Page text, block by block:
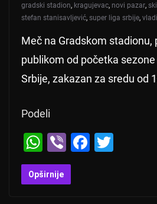
gradski stadion, kragujevac, novi pazar,
stefan stanisavljević, super liga srbije,
Meč na Gradskom stadionu,
publikom od početka sezone
Srbije, zakazan za sredu od
Podeli
W
h
at
Vi
b
er
F
Opširnije